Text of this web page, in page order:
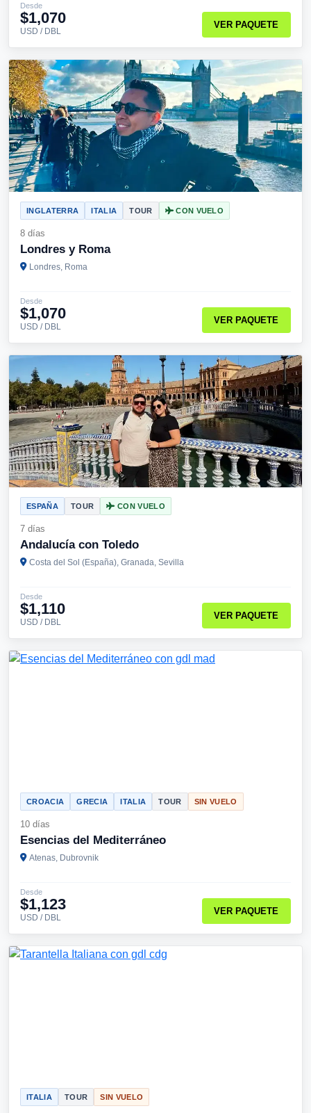
Desde
$1,070
USD / DBL
VER PAQUETE
INGLATERRA ITALIA TOUR CON VUELO
8 días
Londres y Roma
Londres, Roma
Desde
$1,070
USD / DBL
VER PAQUETE
ESPAÑA TOUR CON VUELO
7 días
Andalucía con Toledo
Costa del Sol (España), Granada, Sevilla
Desde
$1,110
USD / DBL
VER PAQUETE
CROACIA GRECIA ITALIA TOUR SIN VUELO
10 días
Esencias del Mediterráneo
Atenas, Dubrovnik
Desde
$1,123
USD / DBL
VER PAQUETE
ITALIA TOUR SIN VUELO